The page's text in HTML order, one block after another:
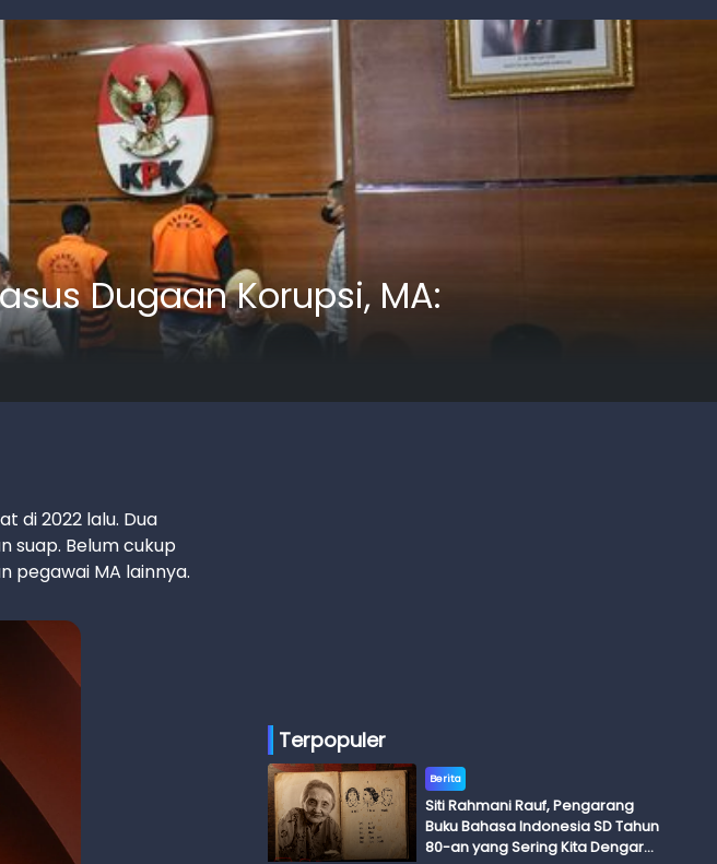
Dugaan Korupsi, MA:
di 2022 lalu. Dua
suap. Belum cukup
pegawai MA lainnya.
Terpopuler
Berita
Siti Rahmani Rauf, Pengarang
Buku Bahasa Indonesia SD Tahun
80-an yang Sering Kita Dengar